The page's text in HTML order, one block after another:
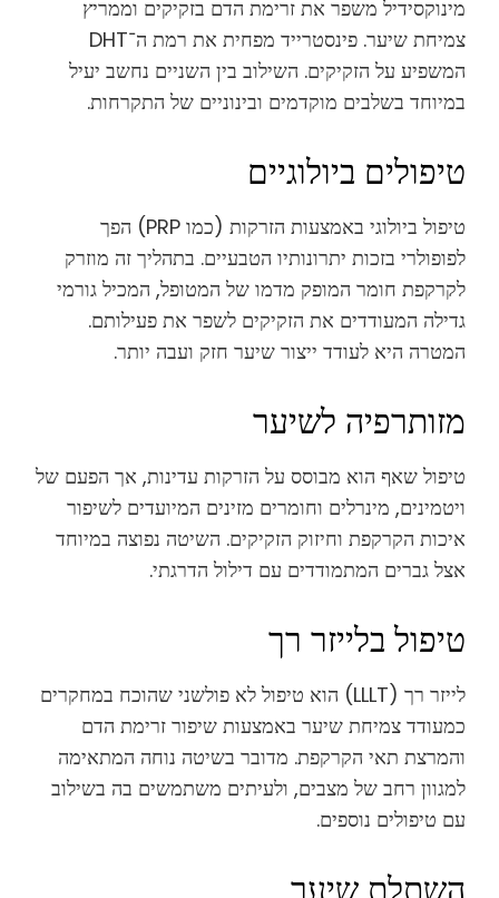
מינוקסידיל משפר את זרימת הדם בזקיקים וממריץ
צמיחת שיער. פינסטרייד מפחית את רמת ה־DHT
המשפיע על הזקיקים. השילוב בין השניים נחשב יעיל
במיוחד בשלבים מוקדמים ובינוניים של התקרחות.
טיפולים ביולוגיים
טיפול ביולוגי באמצעות הזרקות (כמו PRP) הפך
לפופולרי בזכות יתרונותיו הטבעיים. בתהליך זה מוזרק
לקרקפת חומר המופק מדמו של המטופל, המכיל גורמי
גדילה המעודדים את הזקיקים לשפר את פעילותם.
המטרה היא לעודד ייצור שיער חזק ועבה יותר.
מזותרפיה לשיער
טיפול שאף הוא מבוסס על הזרקות עדינות, אך הפעם של
ויטמינים, מינרלים וחומרים מזינים המיועדים לשיפור
איכות הקרקפת וחיזוק הזקיקים. השיטה נפוצה במיוחד
אצל גברים המתמודדים עם דילול הדרגתי.
טיפול בלייזר רך
לייזר רך (LLLT) הוא טיפול לא פולשני שהוכח במחקרים
כמעודד צמיחת שיער באמצעות שיפור זרימת הדם
והמרצת תאי הקרקפת. מדובר בשיטה נוחה המתאימה
למגוון רחב של מצבים, ולעיתים משתמשים בה בשילוב
עם טיפולים נוספים.